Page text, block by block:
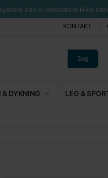
kan vi desværre ikke
KONTAKT
Søg
DYKNING LEG &